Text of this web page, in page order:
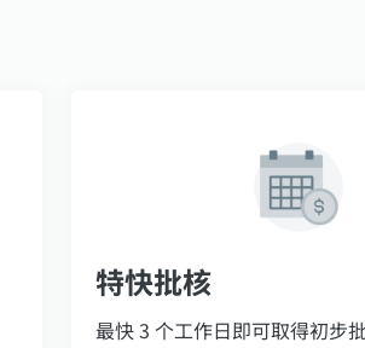
特快批核
最快 3 个工作日即可取得初步